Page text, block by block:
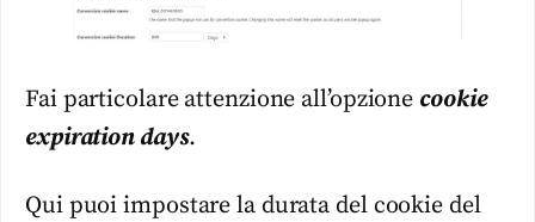
Fai particolare attenzione all’opzione cookie
expiration days.
Qui puoi impostare la durata del cookie del